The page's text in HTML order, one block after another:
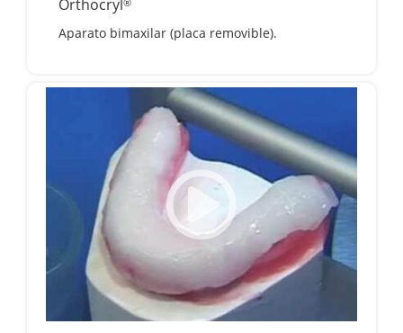
Orthocryl
Aparato bimaxilar (placa removible).